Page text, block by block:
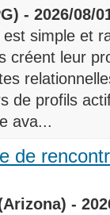
- 2026/08/
simple et
créent leur
de profils
ava...
de
-